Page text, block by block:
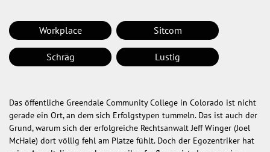
Workplace Sitcom
Schräg Lustig
Das öffentliche Greendale Community College in Colorado ist nicht
gerade ein Ort, an dem sich Erfolgstypen tummeln. Das ist auch der
Grund, warum sich der erfolgreiche Rechtsanwalt Jeff Winger (Joel
McHale) dort völlig fehl am Platze fühlt. Doch der Egozentriker hat